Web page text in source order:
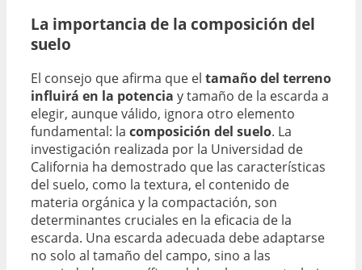
La importancia de la composición del
suelo
El consejo que afirma que el tamaño del terreno
influirá en la potencia y tamaño de la escarda a
elegir, aunque válido, ignora otro elemento
fundamental: la composición del suelo. La
investigación realizada por la Universidad de
California ha demostrado que las características
del suelo, como la textura, el contenido de
materia orgánica y la compactación, son
determinantes cruciales en la eficacia de la
escarda. Una escarda adecuada debe adaptarse
no solo al tamaño del campo, sino a las